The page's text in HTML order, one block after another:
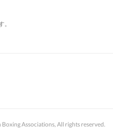
Boxing Associations, All rights reserved.